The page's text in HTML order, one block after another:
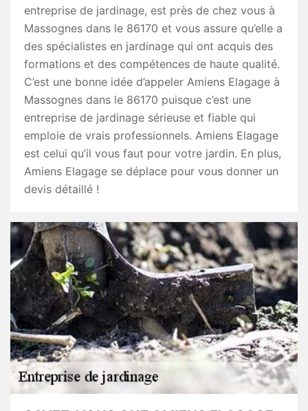
entreprise de jardinage, est près de chez vous à
Massognes dans le 86170 et vous assure qu’elle a
des spécialistes en jardinage qui ont acquis des
formations et des compétences de haute qualité.
C’est une bonne idée d’appeler Amiens Elagage à
Massognes dans le 86170 puisque c’est une
entreprise de jardinage sérieuse et fiable qui
emploie de vrais professionnels. Amiens Elagage
est celui qu’il vous faut pour votre jardin. En plus,
Amiens Elagage se déplace pour vous donner un
devis détaillé !